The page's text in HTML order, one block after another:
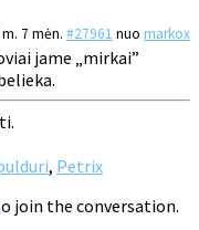
7 mėn. #27961 nuo markox
jame „mirkai”
, Petrix
join the conversation.